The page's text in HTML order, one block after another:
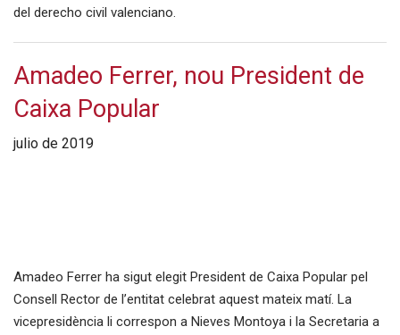
del derecho civil valenciano.
Amadeo Ferrer, nou President de
Caixa Popular
julio de 2019
Amadeo Ferrer ha sigut elegit President de Caixa Popular pel
Consell Rector de l’entitat celebrat aquest mateix matí. La
vicepresidència li correspon a Nieves Montoya i la Secretaria a